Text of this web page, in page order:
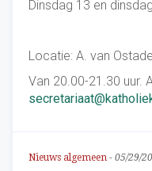
Dinsdag 13 en
Locatie: A. van
Van 20.00-21.30 uur.
Nieuws algemeen - 05/29/